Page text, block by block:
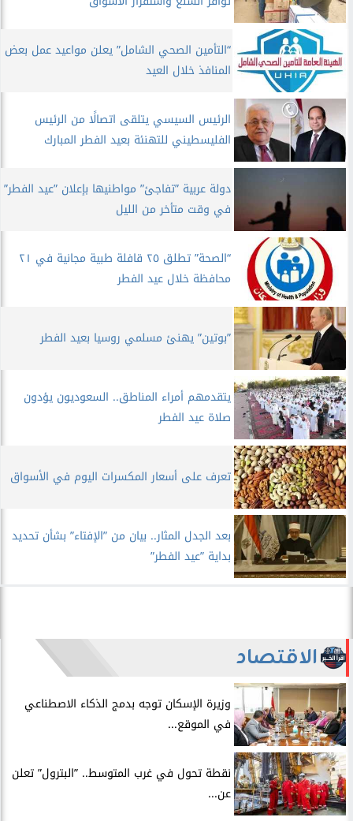
“التأمين الصحي الشامل” يعلن مواعيد عمل بعض
المنافذ خلال العيد
الرئيس السيسي يتلقى اتصالًا من الرئيس
الفليسطيني للتهنئة بعيد الفطر المبارك
دولة عربية ”تفاجئ” مواطنيها بإعلان ”عيد الفطر”
في وقت متأخر من الليل
“الصحة” تطلق ٢٥ قافلة طبية مجانية في ٢١
محافظة خلال عيد الفطر
”بوتين” يهنئ مسلمي روسيا بعيد الفطر
يتقدمهم أمراء المناطق.. السعوديون يؤدون
صلاة عيد الفطر
تعرف على أسعار المكسرات اليوم في الأسواق
بعد الجدل المثار.. بيان من ”الإفتاء” بشأن تحديد
بداية ”عيد الفطر”
الاقتصاد
​وزيرة الإسكان توجه بدمج الذكاء الاصطناعي
في الموقع...
​نقطة تحول في غرب المتوسط.. ”البترول” تعلن
عن...